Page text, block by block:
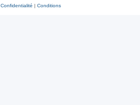
Confidentialité | Conditions